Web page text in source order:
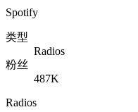
Spotify
类型
Radios
粉丝
487K
Radios